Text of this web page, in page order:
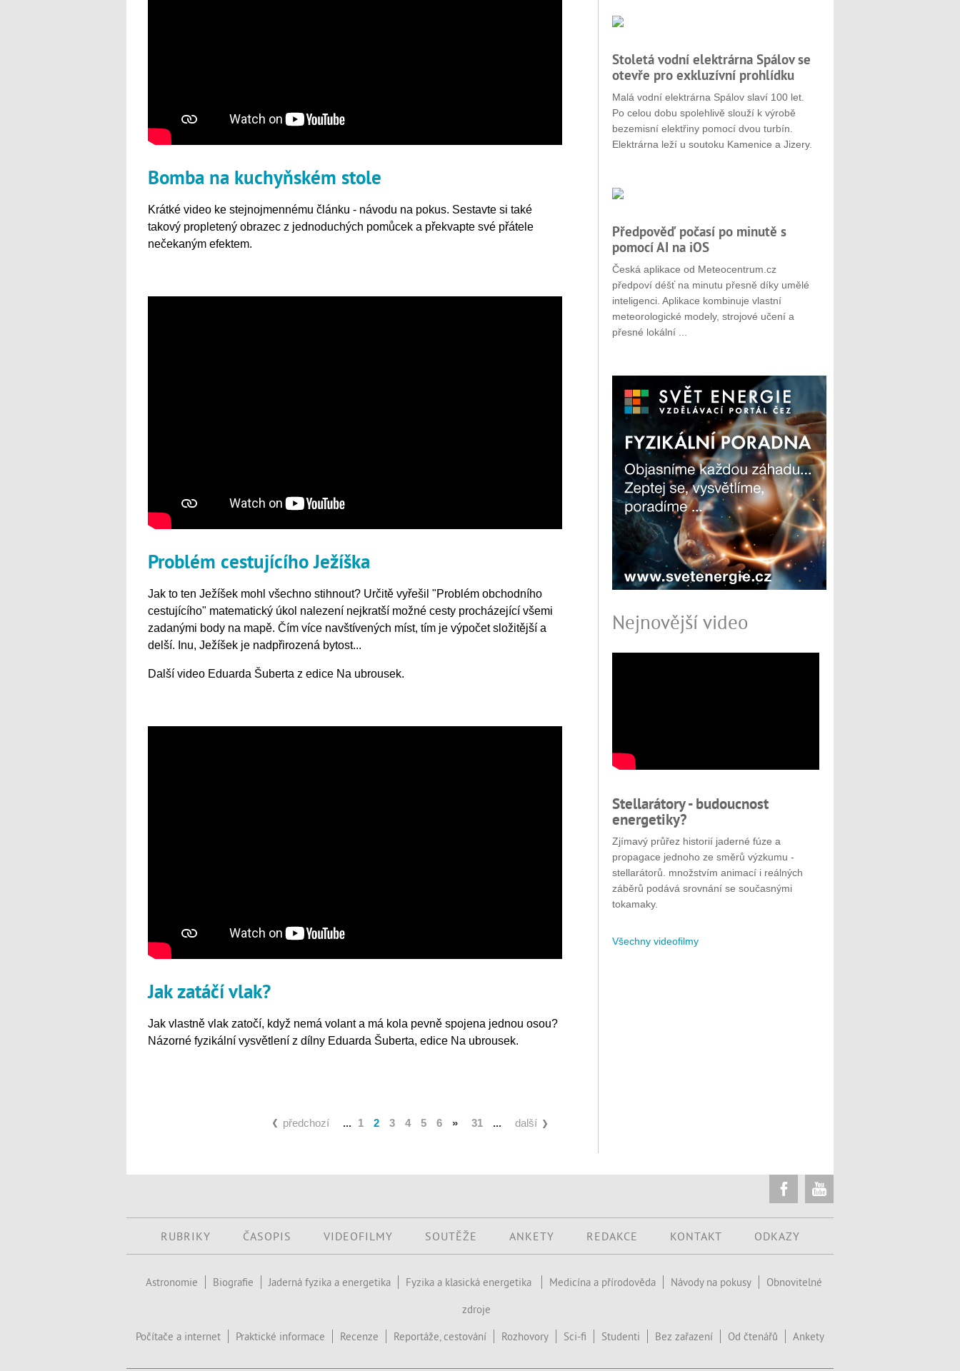
Bomba na kuchyňském stole
Krátké video ke stejnojmennému článku - návodu na pokus. Sestavte si také
takový propletený obrazec z jednoduchých pomůcek a překvapte své přátele
nečekaným efektem.
Problém cestujícího Ježíška
Jak to ten Ježíšek mohl všechno stihnout? Určitě vyřešil "Problém obchodního
cestujícího" matematický úkol nalezení nejkratší možné cesty procházející všemi
zadanými body na mapě. Čím více navštívených míst, tím je výpočet složitější a
delší. Inu, Ježíšek je nadpřirozená bytost...
Další video Eduarda Šuberta z edice Na ubrousek.
Jak zatáčí vlak?
Jak vlastně vlak zatočí, když nemá volant a má kola pevně spojena jednou osou?
Názorné fyzikální vysvětlení z dílny Eduarda Šuberta, edice Na ubrousek.
předchozí ... 1 2 3 4 5 6 » 31 ... další
Stoletá vodní elektrárna Spálov se
otevře pro exkluzívní prohlídku
Malá vodní elektrárna Spálov slaví 100 let.
Po celou dobu spolehlivě slouží k výrobě
bezemisní elektřiny pomocí dvou turbín.
Elektrárna leží u soutoku Kamenice a Jizery.
Předpověď počasí po minutě s
pomocí AI na iOS
Česká aplikace od Meteocentrum.cz
předpoví déšť na minutu přesně díky umělé
inteligenci. Aplikace kombinuje vlastní
meteorologické modely, strojové učení a
přesné lokální ...
Nejnovější video
Stellarátory - budoucnost
energetiky?
Zjímavý průřez historií jaderné fúze a
propagace jednoho ze směrů výzkumu -
stellarátorů. množstvím animací i reálných
záběrů podává srovnání se současnými
tokamaky.
Všechny videofilmy
RUBRIKY ČASOPIS VIDEOFILMY SOUTĚŽE ANKETY REDAKCE KONTAKT ODKAZY
Astronomie Biografie Jaderná fyzika a energetika Fyzika a klasická energetika Medicína a přírodověda Návody na pokusy
Obnovitelné
zdroje
Počítače a internet
Praktické informace Recenze Reportáže, cestování Rozhovory Sci-fi Studenti Bez zařazení Od čtenářů Ankety